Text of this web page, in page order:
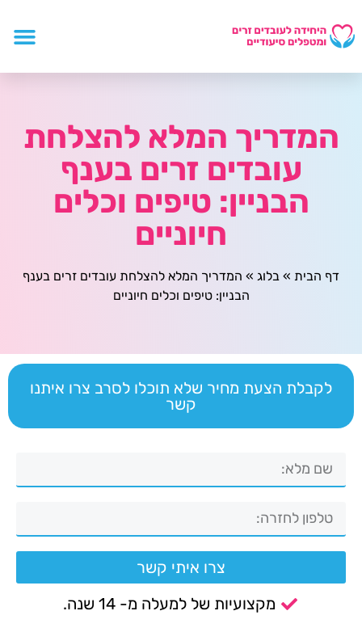
המדריך המלא להצלחת
עובדים זרים בענף
הבניין: טיפים וכלים
חיוניים
דף הבית » בלוג » המדריך המלא להצלחת עובדים זרים בענף
הבניין: טיפים וכלים חיוניים
לקבלת הצעת מחיר שלא תוכלו לסרב צרו איתנו
קשר
צרו איתי קשר
מקצועיות של למעלה מ- 14 שנה.